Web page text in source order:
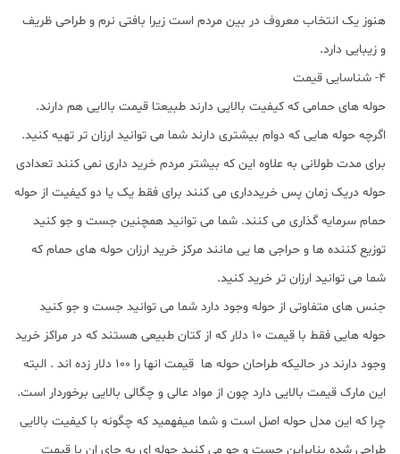
هنوز یک انتخاب معروف در بین مردم است زیرا بافتی نرم و طراحی ظریف
و زیبایی دارد.
4- شناسایی قیمت
حوله های حمامی که کیفیت بالایی دارند طبیعتا قیمت بالایی هم دارند.
اگرچه حوله هایی که دوام بیشتری دارند شما می توانید ارزان تر تهیه کنید.
برای مدت طولانی به علاوه این که بیشتر مردم خرید داری نمی کنند تعدادی
حوله دریک زمان پس خریدداری می کنند برای فقط یک یا دو کیفیت از حوله
حمام سرمایه گذاری می کنند. شما می توانید همچنین جست و جو کنید
توزیع کننده ها و حراجی ها یی مانند مرکز خرید ارزان حوله های حمام که
شما می توانید ارزان تر خرید کنید.
جنس های متفاوتی از حوله وجود دارد شما می توانید جست و جو کنید
حوله هایی فقط با قیمت 10 دلار که از کتان طبیعی هستند که در مراکز خرید
وجود دارند در حالیکه طراحان حوله ها قیمت انها را 100 دلار زده اند . البته
این مارک قیمت بالایی دارد چون از مواد عالی و چگالی بالایی برخوردار است.
چرا که این مدل حوله اصل است و شما میفهمید که چگونه با کیفیت بالایی
طراحی شده بنابراین جست و جو می کنید حوله ای به جای ان با قیمت